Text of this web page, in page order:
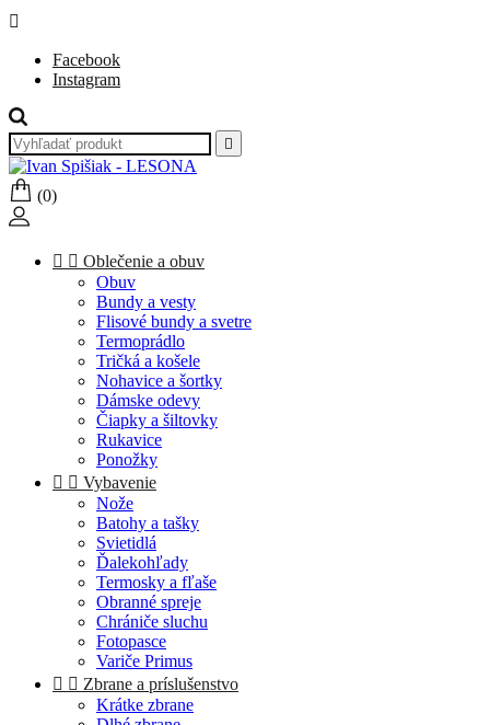

Facebook
Instagram

(0)
  Oblečenie a obuv
Obuv
Bundy a vesty
Flisové bundy a svetre
Termoprádlo
Tričká a košele
Nohavice a šortky
Dámske odevy
Čiapky a šiltovky
Rukavice
Ponožky
  Vybavenie
Nože
Batohy a tašky
Svietidlá
Ďalekohľady
Termosky a fľaše
Obranné spreje
Chrániče sluchu
Fotopasce
Variče Primus
  Zbrane a príslušenstvo
Krátke zbrane